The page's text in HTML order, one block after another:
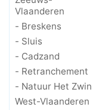
Vlaanderen
- Breskens
- Sluis
- Cadzand
- Retranchement
- Natuur Het Zwin
West-Vlaanderen